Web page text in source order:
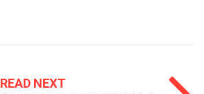
READ NEXT